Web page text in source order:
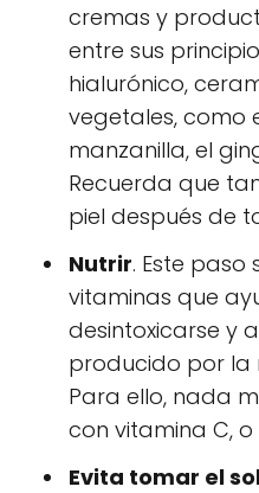
cremas y
entre sus
hialurónico,
vegetales, como
manzanilla, el
Recuerda que
piel después de
Nutrir. Este
vitaminas que
desintoxicarse y
producido por la
Para ello, nada
con vitamina C, o
Evita tomar el